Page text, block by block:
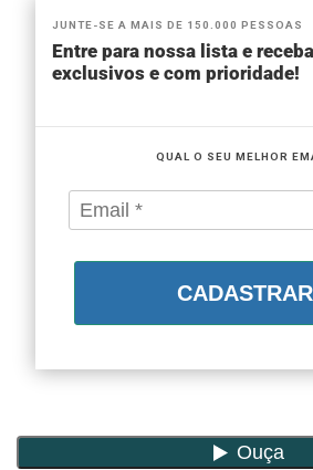
JUNTE-SE A MAIS DE 150.000 PESSOAS
Entre para nossa lista e
exclusivos e com prioridade!
QUAL O SEU MELHOR
CADASTRAR